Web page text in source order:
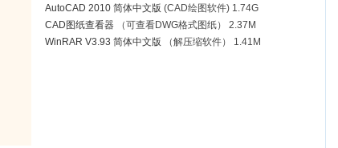
AutoCAD 2010 简体中文版 (CAD绘图软件) 1.74G
CAD图纸查看器 （可查看DWG格式图纸） 2.37M
WinRAR V3.93 简体中文版 （解压缩软件） 1.41M